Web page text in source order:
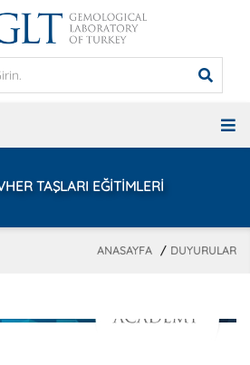
TAŞLARI EĞİTİMLERİ
ANASAYFA DUYURULAR